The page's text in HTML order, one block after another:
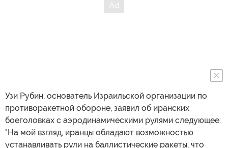
Узи Рубин, основатель Израильской организации по
противоракетной обороне, заявил об иранских
боеголовках с аэродинамическими рулями следующее:
"На мой взгляд, иранцы обладают возможностью
устанавливать рули на баллистические ракеты, что